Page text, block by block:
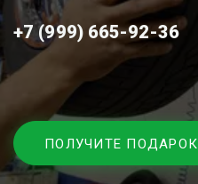
+7 (999) 665-92-36
ПОЛУЧИТЕ ПОДАРОК